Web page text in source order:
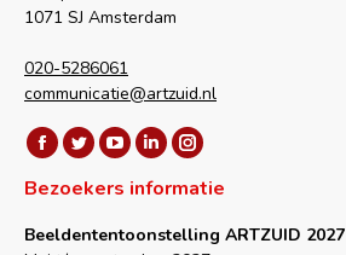
1071 SJ Amsterdam
020-5286061
communicatie@artzuid.nl
Vind ons op:
Facebook
page
in
Twitter
page
YouTube
page
in
Linkedin
page
Instagram
page
in
Bezoekers informatie
Beeldententoonstelling ARTZUID 2027